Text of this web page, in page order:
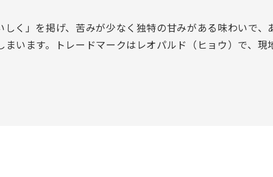
く」を掲げ、苦みが少なく独特の甘みがある味わいで
います。トレードマークはレオパルド（ヒョウ）で、